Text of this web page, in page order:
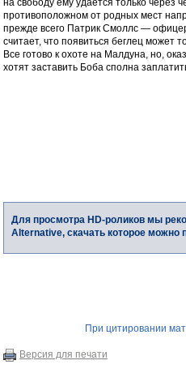
на свободу ему удается только через
противоположном от родных мест
прежде всего Патрик Смоллс —
считает, что появиться беглец может
Все готово к охоте на Малдуна, но,
хотят заставить Боба сполна
Для просмотра HD-роликов мы
Alternative, скачать которое можно
При цитировании
Версия для печати